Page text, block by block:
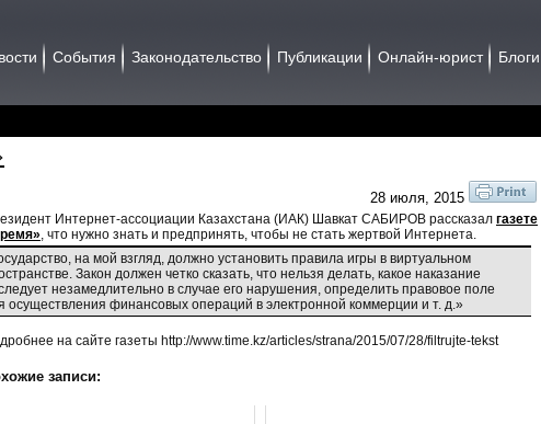
События Законодательство Публикации Онлайн-юрист Блоги
28 июля, 2015
Интернет-ассоциации Казахстана (ИАК) Шавкат САБИРОВ рассказал газете
, что нужно знать и предпринять, чтобы не стать жертвой Интернета.
на мой взгляд, должно установить правила игры в виртуальном
Закон должен четко сказать, что нельзя делать, какое наказание
незамедлительно в случае его нарушения, определить правовое поле
осуществления финансовых операций в электронной коммерции и т. д.»
на сайте газеты http://www.time.kz/articles/strana/2015/07/28/filtrujte-tekst
записи: